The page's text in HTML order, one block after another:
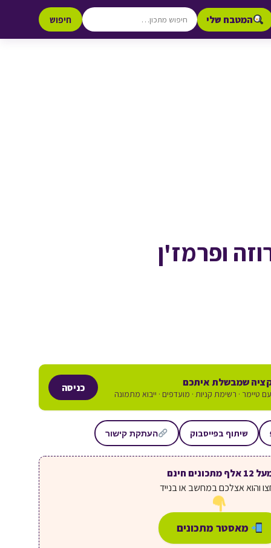
המטבח שלי חיפוש
ופרמז'ן
שמבשלת איתכם
טיימר · רשימת קניות · מועדפים · ייבוא מתמונה
כניסה
שיתוף בפייסבוק העתקת קישור
אלף מתכונים חינם
והוא אצלכם במחשב או בנייד
מאסטר מתכונים